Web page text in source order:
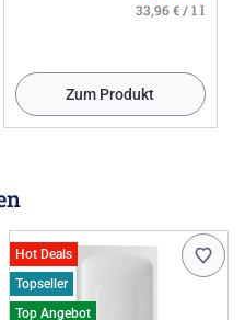
33,96 € / 1 l
Zum Produkt
Hot Deals
Topseller
Top Angebot